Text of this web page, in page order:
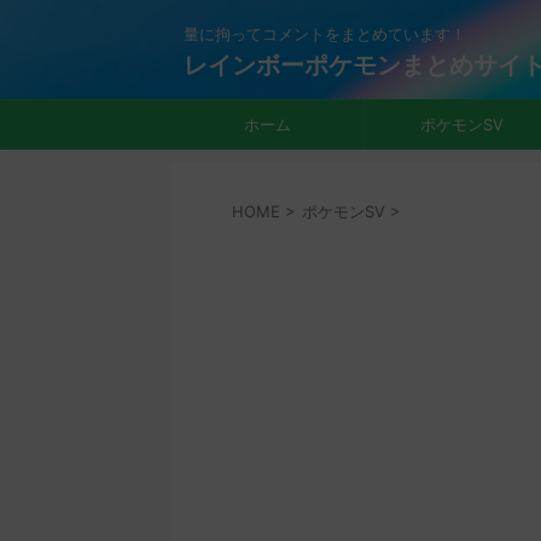
量に拘ってコメントをまとめています！
レインボーポケモンまとめサイ
ホーム ポケモンSV
HOME > ポケモンSV >